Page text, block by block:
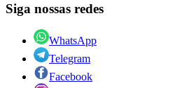
Siga nossas redes
WhatsApp
Telegram
Facebook